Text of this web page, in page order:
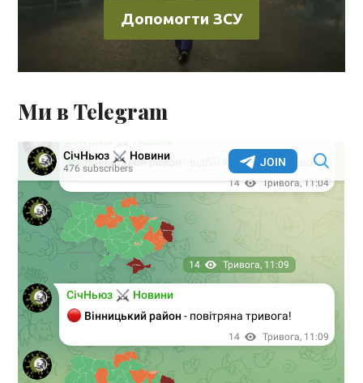
Допомогти ЗСУ
Ми в Telegram